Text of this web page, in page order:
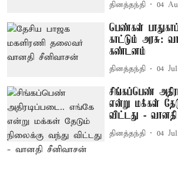
தினத்தந்தி 04
பெண்கள்
காட்டும் அரசு:
கண்டனம்
தினத்தந்தி 04
சிங்கப்பெண்
என்று மக்கள்
விட்டது -
தினத்தந்தி 04